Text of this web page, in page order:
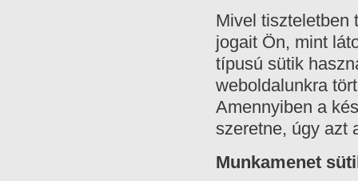
Mivel tiszteletben
jogait Ön, mint
típusú sütik
weboldalunkra
Amennyiben a
szeretne, úgy azt
Munkamenet